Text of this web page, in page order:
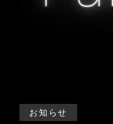
お知らせ